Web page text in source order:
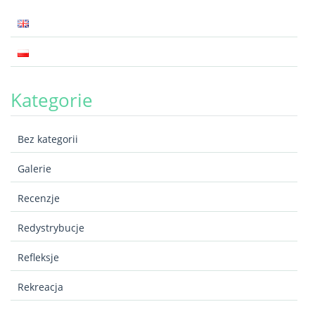
Kategorie
Bez kategorii
Galerie
Recenzje
Redystrybucje
Refleksje
Rekreacja